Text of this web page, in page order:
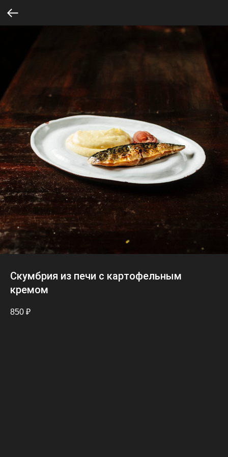
Скумбрия из печи с картофельным
кремом
850 ₽